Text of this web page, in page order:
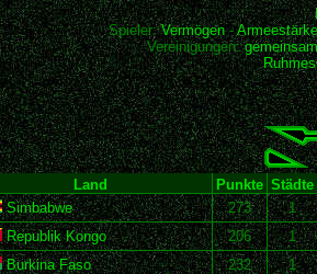
Spieler:Vermögen-Armeestärke
Vereinigungen:
Land Punkte Städte
Simbabwe 273
1
Republik Kongo 206
1
Burkina Faso 232
1